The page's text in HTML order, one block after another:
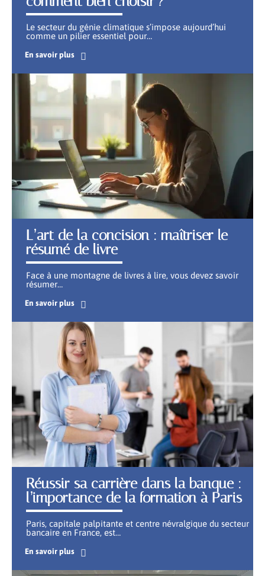
Le secteur du génie climatique s’impose aujourd’hui
comme un pilier essentiel pour…
En savoir plus
L’art de la concision : maîtriser le
résumé de livre
Face à une montagne de livres à lire, vous devez savoir
résumer…
En savoir plus
Réussir sa carrière dans la banque :
l’importance de la formation à Paris
Paris, capitale palpitante et centre névralgique du secteur
bancaire en France, est…
En savoir plus